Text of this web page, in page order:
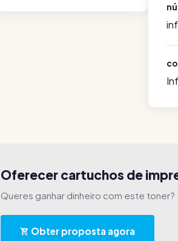
Oferecer cartuchos de
Queres ganhar dinheiro com este toner?
Obter proposta agora